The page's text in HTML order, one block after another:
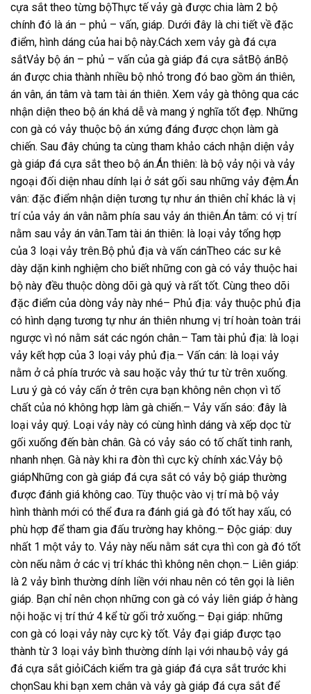
cựa sắt theo từng bộThực tế vảy gà được chia làm 2 bộ
chính đó là án – phủ – vấn, giáp. Dưới đây là chi tiết về đặc
điểm, hình dáng của hai bộ này.Cách xem vảy gà đá cựa
sắtVảy bộ án – phủ – vấn của gà giáp đá cựa sắtBộ ánBộ
án được chia thành nhiều bộ nhỏ trong đó bao gồm án thiên,
án vân, án tâm và tam tài án thiên. Xem vảy gà thông qua các
nhận diện theo bộ án khá dễ và mang ý nghĩa tốt đẹp. Những
con gà có vảy thuộc bộ án xứng đáng được chọn làm gà
chiến. Sau đây chúng ta cùng tham khảo cách nhận diện vảy
gà giáp đá cựa sắt theo bộ án.Án thiên: là bộ vảy nội và vảy
ngoại đối diện nhau dính lại ở sát gối sau những vảy đệm.Án
vân: đặc điểm nhận diện tương tự như án thiên chỉ khác là vị
trí của vảy án vân nằm phía sau vảy án thiên.Án tâm: có vị trí
nằm sau vảy án vân.Tam tài án thiên: là loại vảy tổng hợp
của 3 loại vảy trên.Bộ phủ địa và vấn cánTheo các sư kê
dày dặn kinh nghiệm cho biết những con gà có vảy thuộc hai
bộ này đều thuộc dòng dõi gà quý và rất tốt. Cùng theo dõi
đặc điểm của dòng vảy này nhé– Phủ địa: vảy thuộc phủ địa
có hình dạng tương tự như án thiên nhưng vị trí hoàn toàn trái
ngược vì nó nằm sát các ngón chân.– Tam tài phủ địa: là loại
vảy kết hợp của 3 loại vảy phủ địa.– Vấn cán: là loại vảy
nằm ở cả phía trước và sau hoặc vảy thứ tư từ trên xuống.
Lưu ý gà có vảy cấn ở trên cựa bạn không nên chọn vì tố
chất của nó không hợp làm gà chiến.– Vảy vấn sáo: đây là
loại vảy quý. Loại vảy này có cùng hình dáng và xếp dọc từ
gối xuống đến bàn chân. Gà có vảy sáo có tố chất tinh ranh,
nhanh nhẹn. Gà này khi ra đòn thì cực kỳ chính xác.Vảy bộ
giápNhững con gà giáp đá cựa sắt có vảy bộ giáp thường
được đánh giá không cao. Tùy thuộc vào vị trí mà bộ vảy
hình thành mới có thể đưa ra đánh giá gà đó tốt hay xấu, có
phù hợp để tham gia đấu trường hay không.– Độc giáp: duy
nhất 1 một vảy to. Vảy này nếu nằm sát cựa thì con gà đó tốt
còn nếu nằm ở các vị trí khác thì không nên chọn.– Liên giáp:
là 2 vảy bình thường dính liền với nhau nên có tên gọi là liên
giáp. Bạn chỉ nên chọn những con gà có vảy liên giáp ở hàng
nội hoặc vị trí thứ 4 kể từ gối trở xuống.– Đại giáp: những
con gà có loại vảy này cực kỳ tốt. Vảy đại giáp được tạo
thành từ 3 loại vảy bình thường dính lại với nhau.bộ vảy gá
đá cựa sắt giỏiCách kiểm tra gà giáp đá cựa sắt trước khi
chọnSau khi bạn xem chân và vảy gà giáp đá cựa sắt để